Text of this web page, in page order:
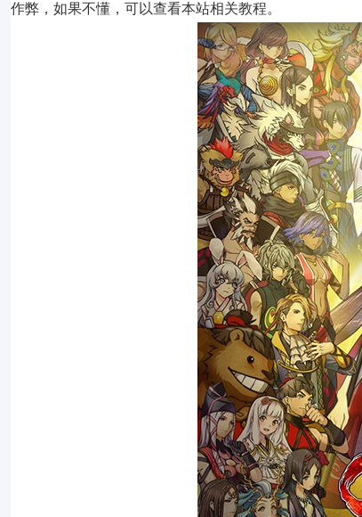
作弊，如果不懂，可以查看本站相关教程。